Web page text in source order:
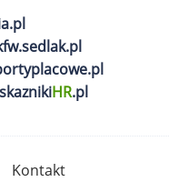
HR.pl
Kontakt